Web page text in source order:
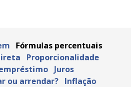
Fórmulas percentuais
Proporcionalidade
Juros
ou arrendar? Inflação